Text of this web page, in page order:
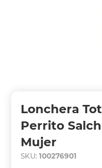
Lonchera
Perrito
Mujer
SKU: 100276901